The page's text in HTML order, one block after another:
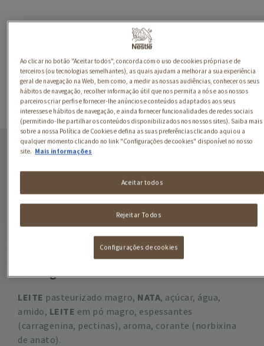
A LEITEIRA PANACOTTA
MANGA
Ingredientes
LEITE pasteurizado magro, NATA, açúcar, água,
amido, LEITE em pó magro, espessantes
(carragenina, pectinas), aroma, corante (norbixina
de anato).
Ao clicar no botão "Aceitar todos", concorda com o uso de cookies próprias e de
terceiros (ou tecnologias semelhantes), as quais ajudam a melhorar a sua experiência
geral de navegação na Web, bem como, a medir as nossas audiências, conhecer os seus
hábitos de navegação, recolher informação útil que nos permita a nós e aos nossos
parceiros criar perfis e fornecer-lhe anúncios e conteúdos adaptados aos seus
interesses e hábitos de navegação, e ainda fornecer funcionalidades de redes sociais
(permitindo-lhe partilhar os conteúdos disponibilizados nos nossos sites). Saiba mais
sobre a nossa Política de Cookies e defina as suas preferências clicando aqui ou a
qualquer momento clicando no link "Configurações de cookies" disponível no nosso
site. Mais informações
Rejeitar Todos
Aceitar todos
Configurações de cookies